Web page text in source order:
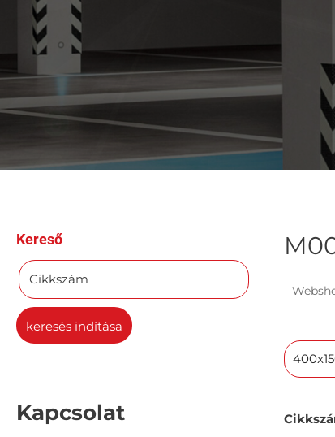
Kereső
Cikkszám
keresés indítása
Kapcsolat